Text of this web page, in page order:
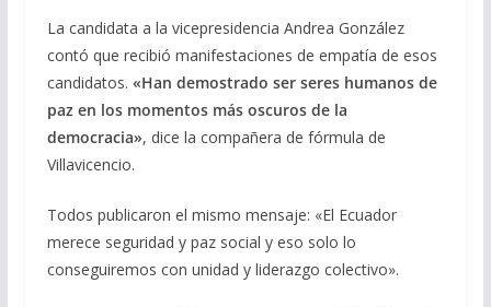
La candidata a la vicepresidencia Andrea González
contó que recibió manifestaciones de empatía de esos
candidatos. «Han demostrado ser seres humanos de
paz en los momentos más oscuros de la
democracia», dice la compañera de fórmula de
Villavicencio.
Todos publicaron el mismo mensaje: «El Ecuador
merece seguridad y paz social y eso solo lo
conseguiremos con unidad y liderazgo colectivo».